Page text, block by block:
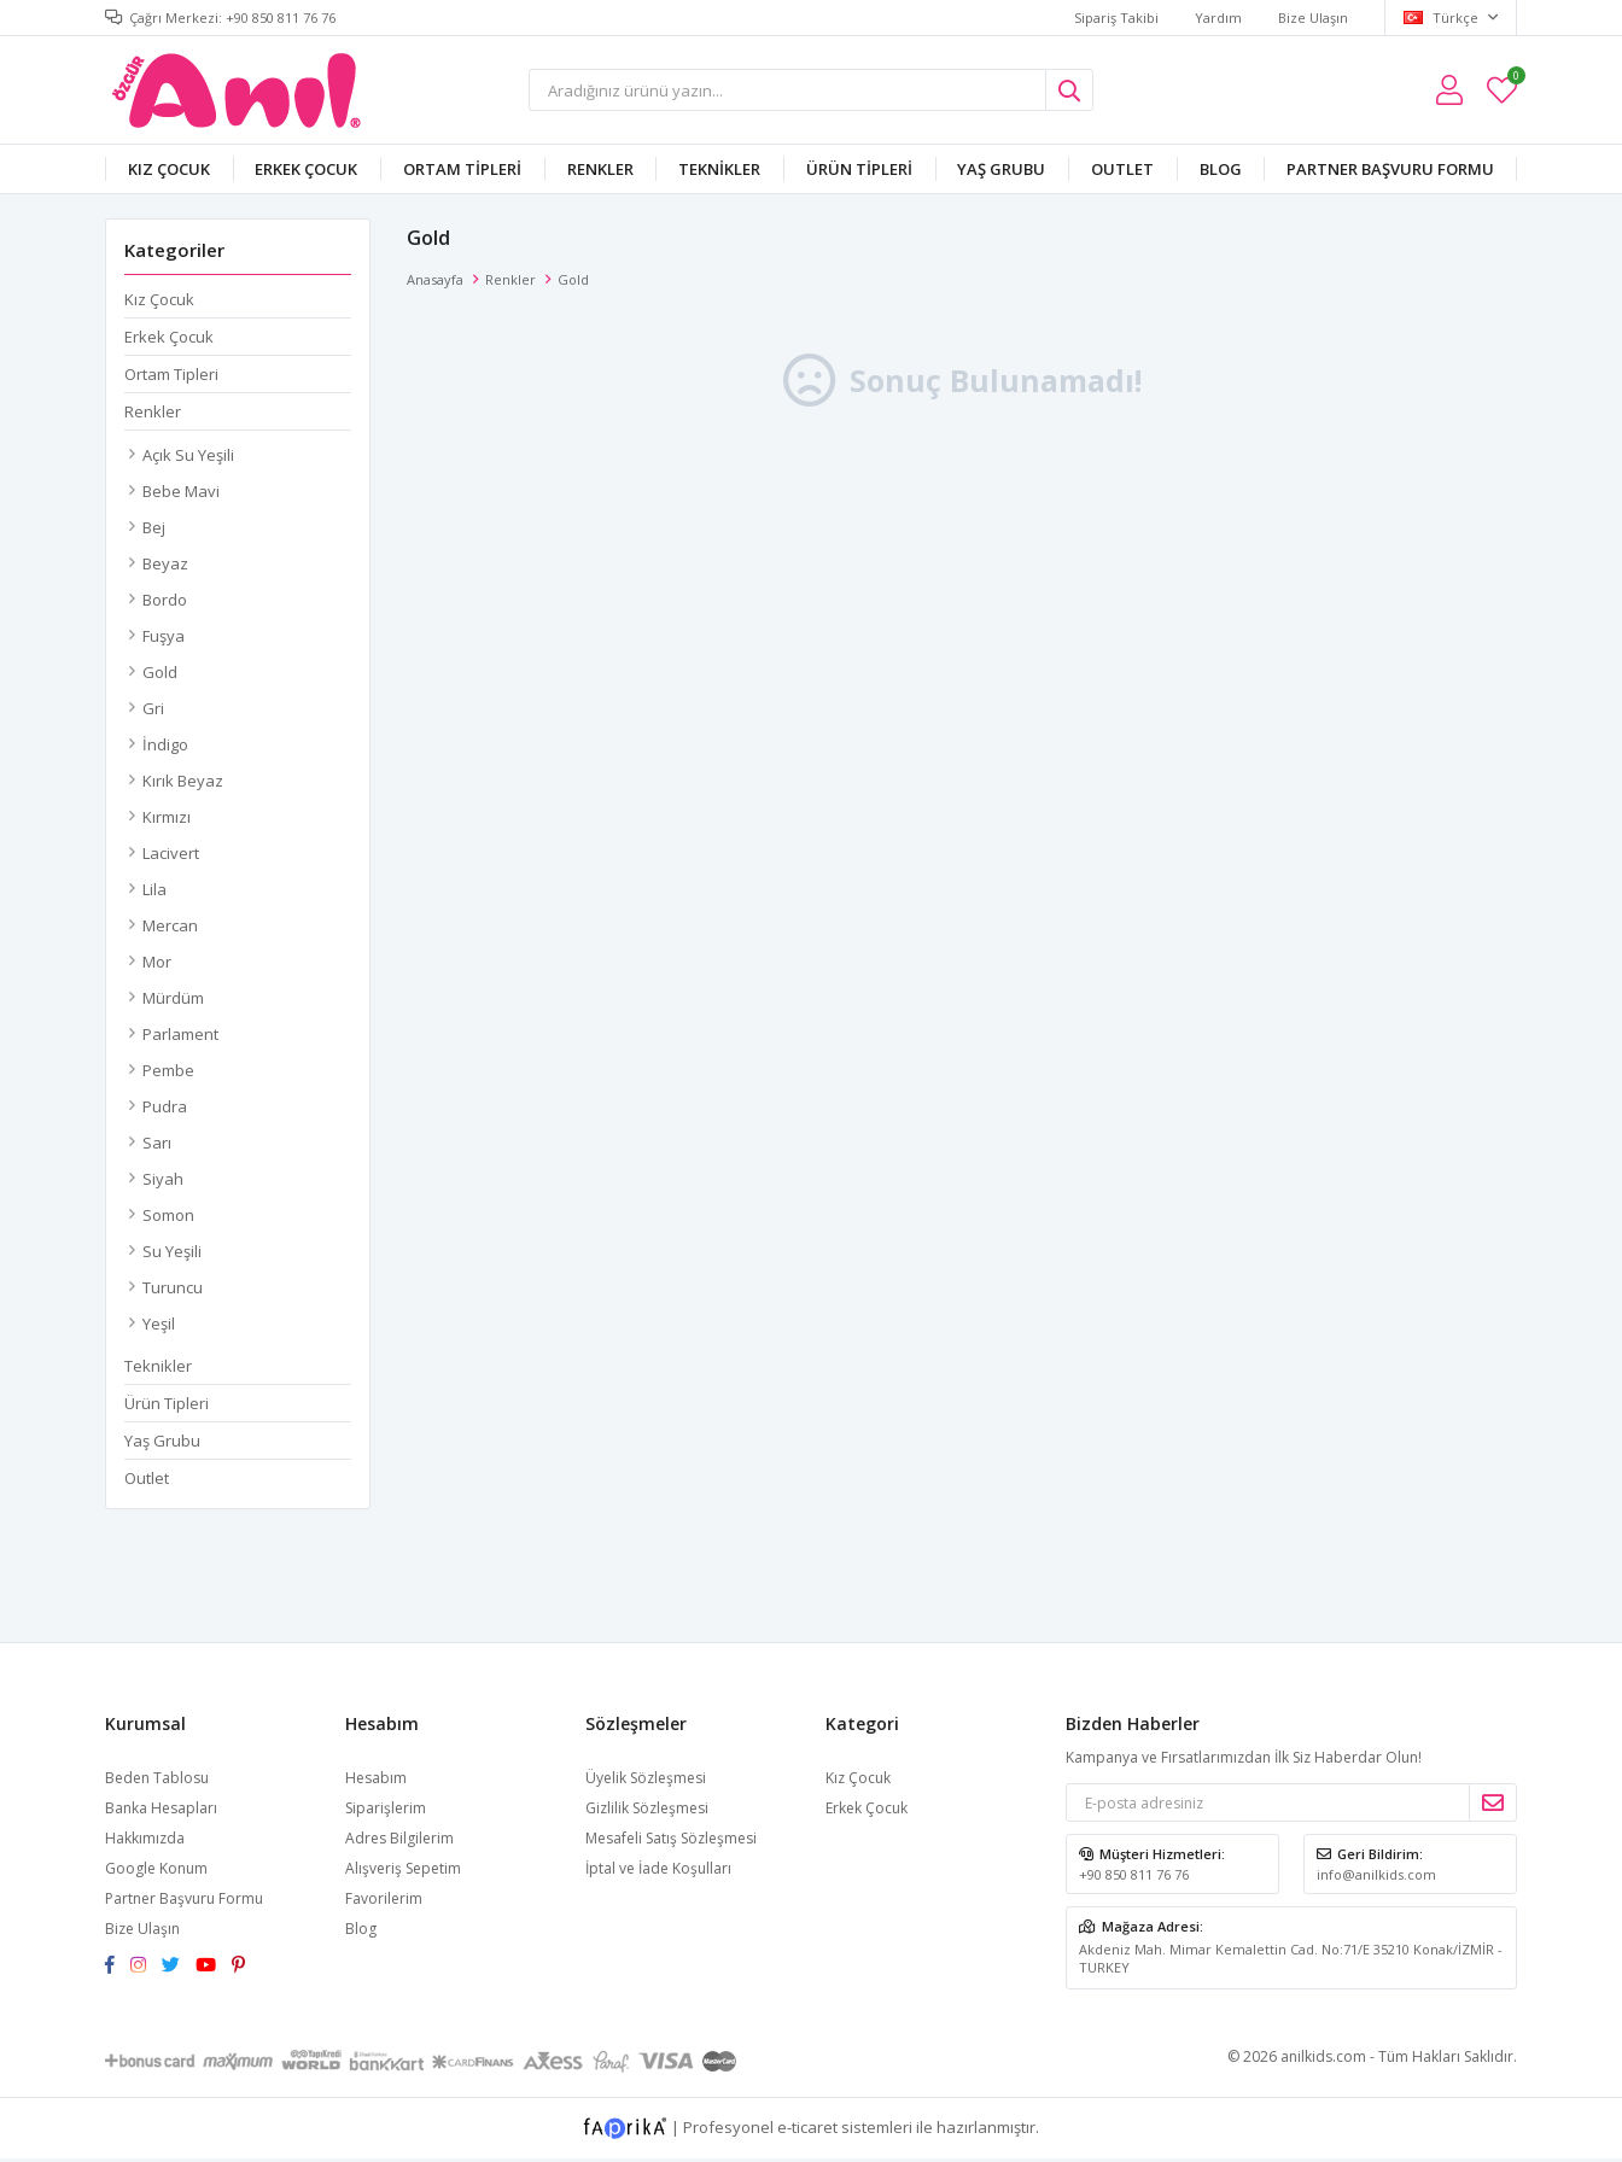
Çağrı Merkezi: +90 850 811 76 76 Sipariş Takibi Yardım Bize Ulaşın Türkçe
0
KIZ ÇOCUK ERKEK ÇOCUK ORTAM TIPLERI RENKLER TEKNIKLER ÜRÜN TIPLERI YAŞ GRUBU OUTLET BLOG PARTNER BAŞVURU FORMU
Kategoriler
Kız Çocuk
Erkek Çocuk
Ortam Tipleri
Renkler
Açık Su Yeşili
Bebe Mavi
Bej
Beyaz
Bordo
Fuşya
Gold
Gri
İndigo
Kırık Beyaz
Kırmızı
Lacivert
Lila
Mercan
Mor
Mürdüm
Parlament
Pembe
Pudra
Sarı
Siyah
Somon
Su Yeşili
Turuncu
Yeşil
Teknikler
Ürün Tipleri
Yaş Grubu
Outlet
Gold
Anasayfa Renkler Gold
Sonuç Bulunamadı!
Kurumsal
Beden Tablosu
Banka Hesapları
Hakkımızda
Google Konum
Partner Başvuru Formu
Bize Ulaşın
Hesabım
Hesabım
Siparişlerim
Adres Bilgilerim
Alışveriş Sepetim
Favorilerim
Blog
Sözleşmeler
Üyelik Sözleşmesi
Gizlilik Sözleşmesi
Mesafeli Satış Sözleşmesi
İptal ve İade Koşulları
Kategori
Kız Çocuk
Erkek Çocuk
Bizden Haberler
Kampanya ve Fırsatlarımızdan İlk Siz Haberdar Olun!
Müşteri Hizmetleri:
+90 850 811 76 76
Geri Bildirim:
info@anilkids.com
Mağaza Adresi:
Akdeniz Mah. Mimar Kemalettin Cad. No:71/E 35210 Konak/İZMİR -
TURKEY
© 2026 anilkids.com - Tüm Hakları Saklıdır.
| Profesyonel e-ticaret sistemleri ile hazırlanmıştır.